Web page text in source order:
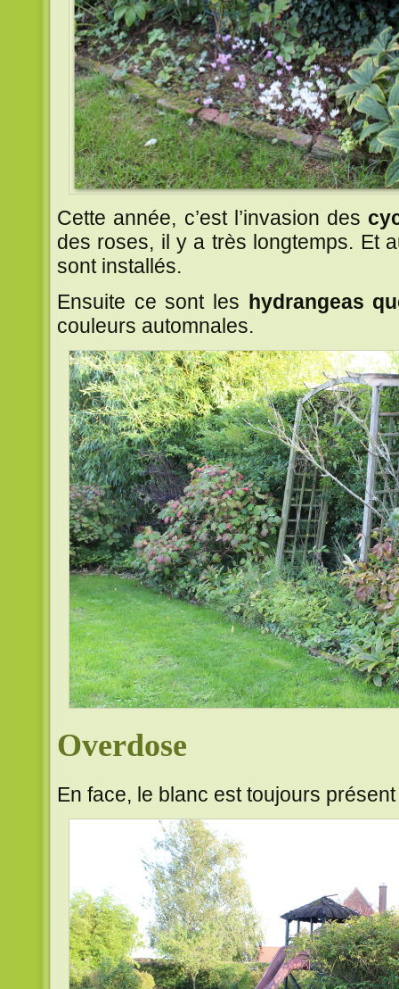
Cette année, c’est l’invasion des
des roses, il y a très longtemps. Et
sont installés.
Ensuite ce sont les hydrangeas
couleurs automnales.
Overdose
En face, le blanc est toujours